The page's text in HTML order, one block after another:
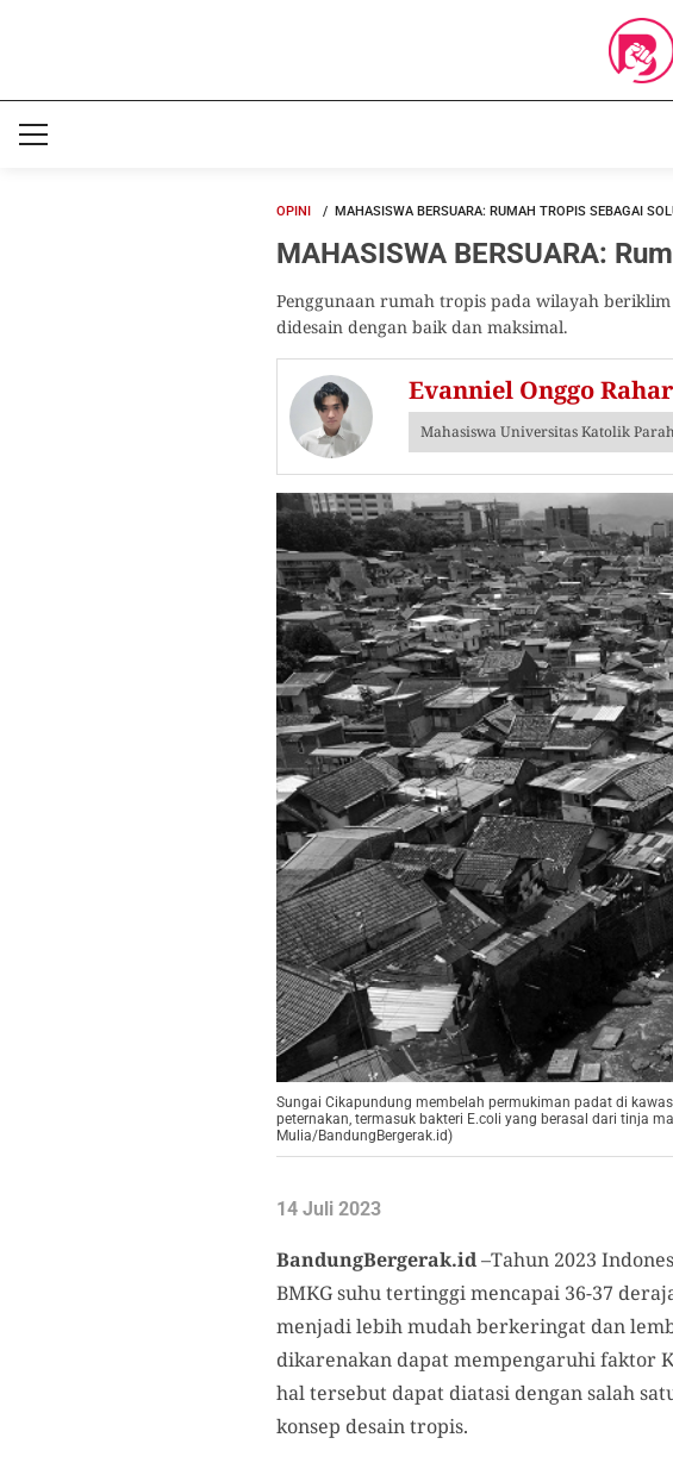
OPINI MAHASISWA BERSUARA: RUMAH TROPIS SEBAGAI
MAHASISWA BERSUARA:
Penggunaan rumah tropis pada wilayah
didesain dengan baik dan maksimal.
Evanniel Onggo
Mahasiswa Universitas Katolik
Sungai Cikapundung membelah permukiman padat di
peternakan, termasuk bakteri E.coli yang berasal dari tinja
Mulia/BandungBergerak.id)
14 Juli 2023
BandungBergerak.id–Tahun 2023
BMKG suhu tertinggi mencapai 36-37
menjadi lebih mudah berkeringat dan
dikarenakan dapat mempengaruhi faktor
hal tersebut dapat diatasi dengan salah
konsep desain tropis.